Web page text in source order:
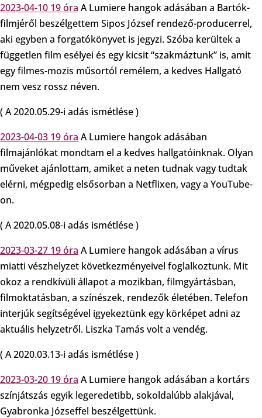
2023-04-10 19 óra A Lumiere hangok adásában a Bartók-
filmjéről beszélgettem Sipos József rendező-producerrel,
aki egyben a forgatókönyvet is jegyzi. Szóba kerültek a
független film esélyei és egy kicsit “szakmáztunk” is, amit
egy filmes-mozis műsortól remélem, a kedves Hallgató
nem vesz rossz néven.
( A 2020.05.29-i adás ismétlése )
2023-04-03 19 óra A Lumiere hangok adásában
filmajánlókat mondtam el a kedves hallgatóinknak. Olyan
műveket ajánlottam, amiket a neten tudnak vagy tudtak
elérni, mégpedig elsősorban a Netflixen, vagy a YouTube-
on.
( A 2020.05.08-i adás ismétlése )
2023-03-27 19 óra A Lumiere hangok adásában a vírus
miatti vészhelyzet következményeivel foglalkoztunk. Mit
okoz a rendkívüli állapot a mozikban, filmgyártásban,
filmoktatásban, a színészek, rendezők életében. Telefon
interjúk segítségével igyekeztünk egy körképet adni az
aktuális helyzetről. Liszka Tamás volt a vendég.
( A 2020.03.13-i adás ismétlése )
2023-03-20 19 óra A Lumiere hangok adásában a kortárs
színjátszás egyik legeredetibb, sokoldalúbb alakjával,
Gyabronka Józseffel beszélgettünk.